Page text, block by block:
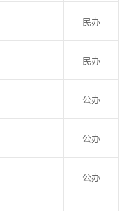
民办
民办
公办
公办
公办